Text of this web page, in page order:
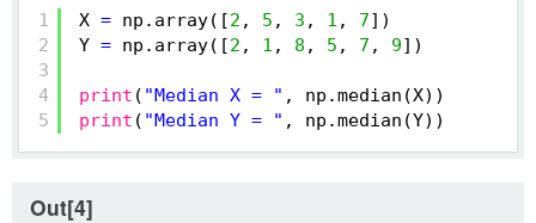
1
2
3
4
5
X = np.array([2 , 5 , 3 , 1 , 7])
Y = np.array([2 , 1 , 8 , 5 , 7 , 9])
print ( "Median X = " , np.median(X))
print ( "Median Y = " , np.median(Y))
Out[4]